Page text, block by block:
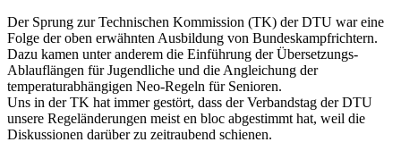
Der Sprung zur Technischen Kommission (TK) der DTU war eine
Folge der oben erwähnten Ausbildung von Bundeskampfrichtern.
Dazu kamen unter anderem die Einführung der Übersetzungs-
Ablauflängen für Jugendliche und die Angleichung der
temperaturabhängigen Neo-Regeln für Senioren.
Uns in der TK hat immer gestört, dass der Verbandstag der DTU
unsere Regeländerungen meist en bloc abgestimmt hat, weil die
Diskussionen darüber zu zeitraubend schienen.